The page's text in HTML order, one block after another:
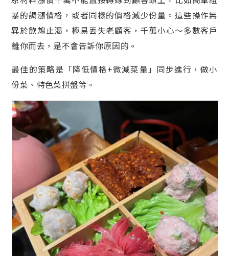
暴的調漲價格，或者同樣的價格減少份量。這些操作無
異於飲鴆止渴，極易丟失老顧客，千萬小心～多數客戶
離你而去，是不會告訴你原因的。
最佳的策略是「降低價格+微減菜量」同步進行，做小
份菜、特色菜拼盤等。